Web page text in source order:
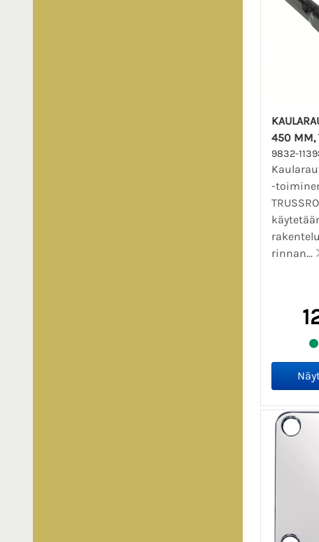
450 MM,
9832-
-
rinnan...